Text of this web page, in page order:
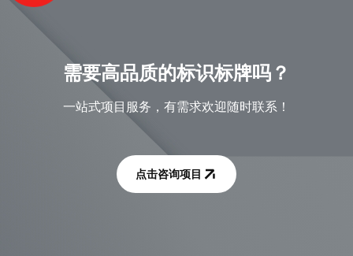
需要高品质的标识标牌吗？
一站式项目服务，有需求欢迎随时联系！
点击咨询项目